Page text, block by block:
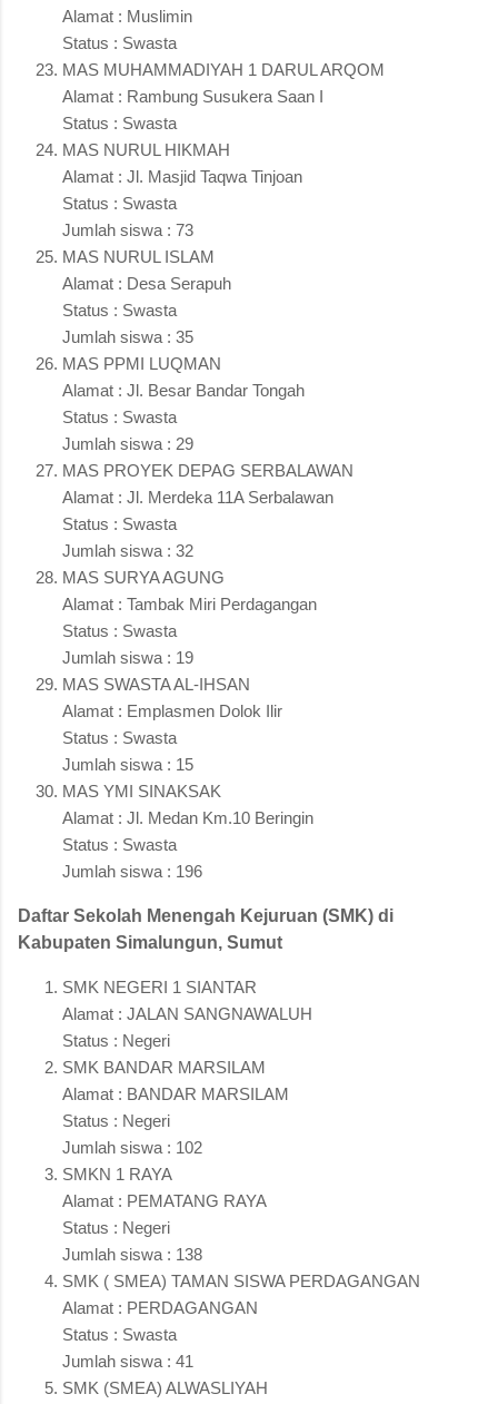
Alamat : Muslimin
Status : Swasta
MAS MUHAMMADIYAH 1 DARUL ARQOM
Alamat : Rambung Susukera Saan I
Status : Swasta
MAS NURUL HIKMAH
Alamat : Jl. Masjid Taqwa Tinjoan
Status : Swasta
Jumlah siswa : 73
MAS NURUL ISLAM
Alamat : Desa Serapuh
Status : Swasta
Jumlah siswa : 35
MAS PPMI LUQMAN
Alamat : Jl. Besar Bandar Tongah
Status : Swasta
Jumlah siswa : 29
MAS PROYEK DEPAG SERBALAWAN
Alamat : Jl. Merdeka 11A Serbalawan
Status : Swasta
Jumlah siswa : 32
MAS SURYA AGUNG
Alamat : Tambak Miri Perdagangan
Status : Swasta
Jumlah siswa : 19
MAS SWASTA AL-IHSAN
Alamat : Emplasmen Dolok Ilir
Status : Swasta
Jumlah siswa : 15
MAS YMI SINAKSAK
Alamat : Jl. Medan Km.10 Beringin
Status : Swasta
Jumlah siswa : 196
Daftar Sekolah Menengah Kejuruan (SMK) di
Kabupaten Simalungun, Sumut
SMK NEGERI 1 SIANTAR
Alamat : JALAN SANGNAWALUH
Status : Negeri
SMK BANDAR MARSILAM
Alamat : BANDAR MARSILAM
Status : Negeri
Jumlah siswa : 102
SMKN 1 RAYA
Alamat : PEMATANG RAYA
Status : Negeri
Jumlah siswa : 138
SMK ( SMEA) TAMAN SISWA PERDAGANGAN
Alamat : PERDAGANGAN
Status : Swasta
Jumlah siswa : 41
SMK (SMEA) ALWASLIYAH